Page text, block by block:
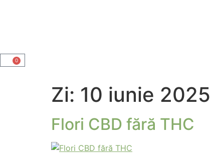
0
Zi: 10 iunie 2025
Flori CBD fără THC